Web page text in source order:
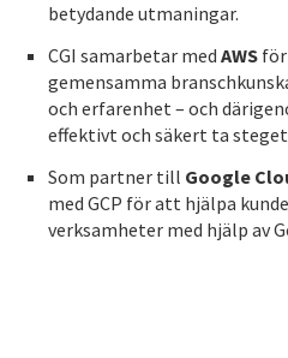
betydande utmaningar.
CGI samarbetar med AWS
gemensamma
och erfarenhet – och
effektivt och säkert ta
Som partner till Google
med GCP för att hjälpa
verksamheter med hjälp av